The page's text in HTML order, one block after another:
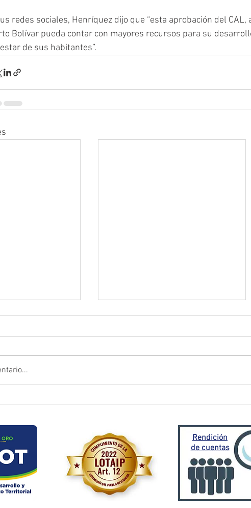
redes sociales, Henríquez dijo que “esta aprobación del
Bolívar pueda contar con mayores recursos para su
de sus habitantes”.
Rendición
de cuentas